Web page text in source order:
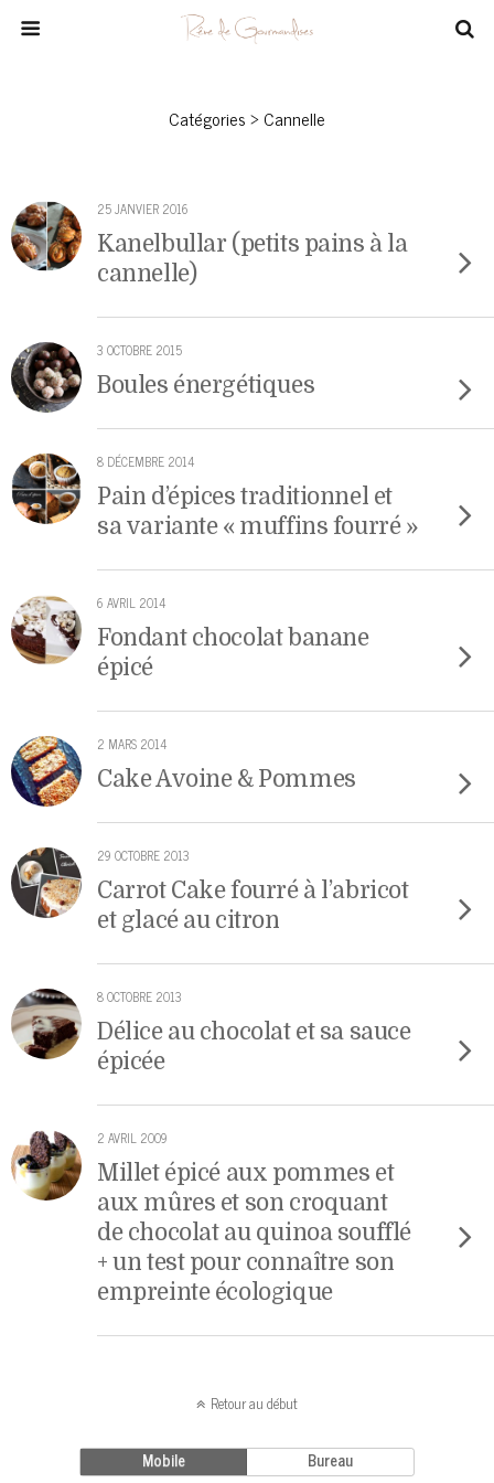
Catégories ›Cannelle
25 JANVIER 2016
Kanelbullar (petits pains à la
cannelle)
3 OCTOBRE 2015
Boules énergétiques
8 DÉCEMBRE 2014
Pain d’épices traditionnel et
sa variante « muffins fourré »
6 AVRIL 2014
Fondant chocolat banane
épicé
2 MARS 2014
Cake Avoine & Pommes
29 OCTOBRE 2013
Carrot Cake fourré à l’abricot
et glacé au citron
8 OCTOBRE 2013
Délice au chocolat et sa sauce
épicée
2 AVRIL 2009
Millet épicé aux pommes et
aux mûres et son croquant
de chocolat au quinoa soufflé
+ un test pour connaître son
empreinte écologique
Retour au début
Mobile Bureau